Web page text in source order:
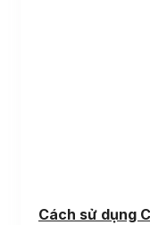
Cách sử dụng